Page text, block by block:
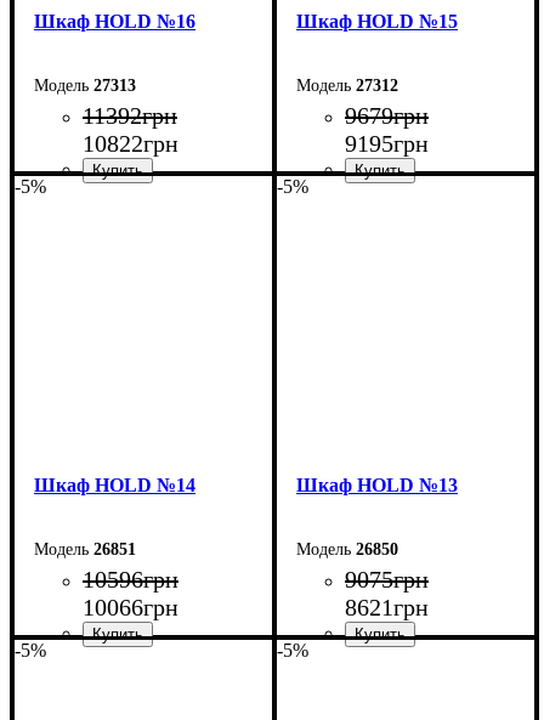
Шкаф НOLD №16
27313
11392грн
10822грн
Шкаф НOLD №15
27312
9679грн
9195грн
-5%
Шкаф НOLD №14
26851
10596грн
10066грн
-5%
Шкаф НOLD №13
26850
9075грн
8621грн
-5% -5%